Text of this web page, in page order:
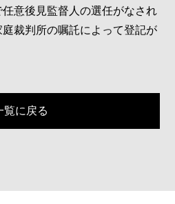
意後見監督人の選任がなされ
裁判所の嘱託によって登記が
覧に戻る